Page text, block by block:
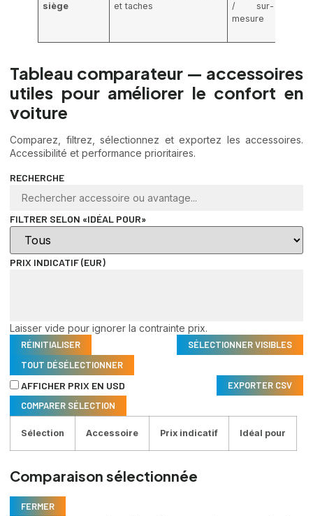
siège
et taches
/ sur-
mesure
Tableau comparateur — accessoires
utiles pour améliorer le confort en
voiture
Comparez, filtrez, sélectionnez et exportez les accessoires.
Accessibilité et performance prioritaires.
RECHERCHE
FILTRER SELON «IDÉAL POUR»
PRIX INDICATIF (EUR)
Laisser vide pour ignorer la contrainte prix.
RÉINITIALISER
SÉLECTIONNER VISIBLES
TOUT DÉSÉLECTIONNER
AFFICHER PRIX EN USD
EXPORTER CSV
COMPARER SÉLECTION
Sélection Accessoire Prix indicatif Idéal pour
Comparaison sélectionnée
FERMER